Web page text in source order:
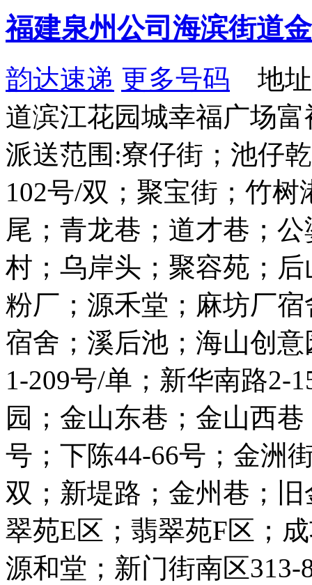
福建泉州公司海滨街道
韵达速递 更多号码 地址
道滨江花园城幸福广场富
派送范围:寮仔街；池仔
102号/双；聚宝街；竹
尾；青龙巷；道才巷；
村；乌岸头；聚容苑；
粉厂；源禾堂；麻坊厂
宿舍；溪后池；海山创
1-209号/单；新华南路2-
园；金山东巷；金山西
号；下陈44-66号；金洲
双；新堤路；金州巷；
翠苑E区；翡翠苑F区；
源和堂；新门街南区313-